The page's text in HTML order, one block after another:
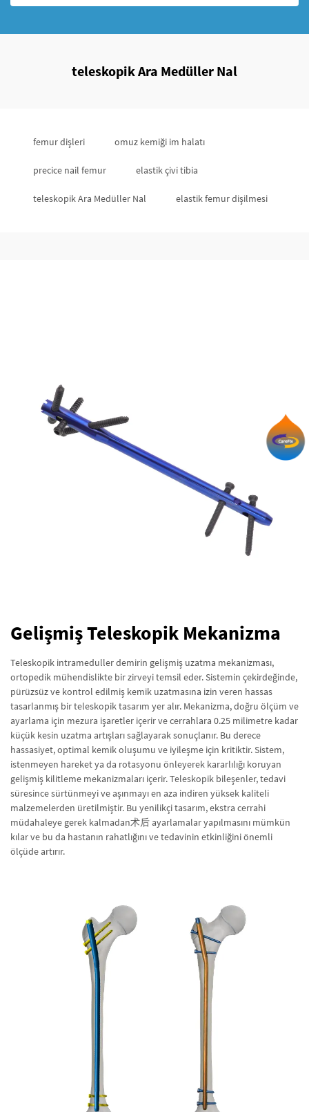
teleskopik Ara Medüller Nal
femur dişleri omuz kemiği im halatı
precice nail femur elastik çivi tibia
teleskopik Ara Medüller Nal elastik femur dişilmesi
Gelişmiş Teleskopik Mekanizma
Teleskopik intrameduller demirin gelişmiş uzatma mekanizması,
ortopedik mühendislikte bir zirveyi temsil eder. Sistemin çekirdeğinde,
pürüzsüz ve kontrol edilmiş kemik uzatmasına izin veren hassas
tasarlanmış bir teleskopik tasarım yer alır. Mekanizma, doğru ölçüm ve
ayarlama için mezura işaretler içerir ve cerrahlara 0.25 milimetre kadar
küçük kesin uzatma artışları sağlayarak sonuçlanır. Bu derece
hassasiyet, optimal kemik oluşumu ve iyileşme için kritiktir. Sistem,
istenmeyen hareket ya da rotasyonu önleyerek kararlılığı koruyan
gelişmiş kilitleme mekanizmaları içerir. Teleskopik bileşenler, tedavi
süresince sürtünmeyi ve aşınmayı en aza indiren yüksek kaliteli
malzemelerden üretilmiştir. Bu yenilikçi tasarım, ekstra cerrahi
müdahaleye gerek kalmadan术后 ayarlamalar yapılmasını mümkün
kılar ve bu da hastanın rahatlığını ve tedavinin etkinliğini önemli
ölçüde artırır.